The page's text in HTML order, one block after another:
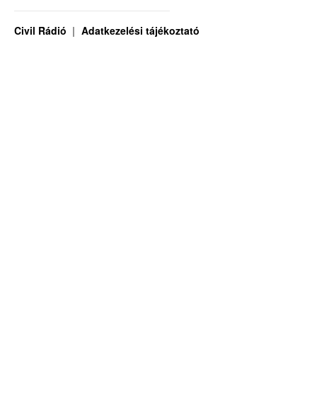
Civil Rádió Adatkezelési tájékoztató